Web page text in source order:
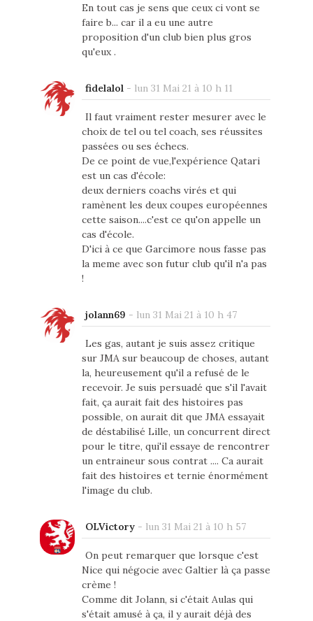
En tout cas je sens que ceux ci vont se
faire b... car il a eu une autre
proposition d'un club bien plus gros
qu'eux .
fidelalol- lun 31 Mai 21 à 10 h 11
Il faut vraiment rester mesurer avec le
choix de tel ou tel coach, ses réussites
passées ou ses échecs.
De ce point de vue,l'expérience Qatari
est un cas d'école:
deux derniers coachs virés et qui
ramènent les deux coupes européennes
cette saison....c'est ce qu'on appelle un
cas d'école.
D'ici à ce que Garcimore nous fasse pas
la meme avec son futur club qu'il n'a pas
!
jolann69 - lun 31 Mai 21 à 10 h 47
Les gas, autant je suis assez critique
sur JMA sur beaucoup de choses, autant
la, heureusement qu'il a refusé de le
recevoir. Je suis persuadé que s'il l'avait
fait, ça aurait fait des histoires pas
possible, on aurait dit que JMA essayait
de déstabilisé Lille, un concurrent direct
pour le titre, qui'il essaye de rencontrer
un entraineur sous contrat .... Ca aurait
fait des histoires et ternie énormément
l'image du club.
OLVictory- lun 31 Mai 21 à 10 h 57
On peut remarquer que lorsque c'est
Nice qui négocie avec Galtier là ça passe
crème !
Comme dit Jolann, si c'était Aulas qui
s'était amusé à ça, il y aurait déjà des